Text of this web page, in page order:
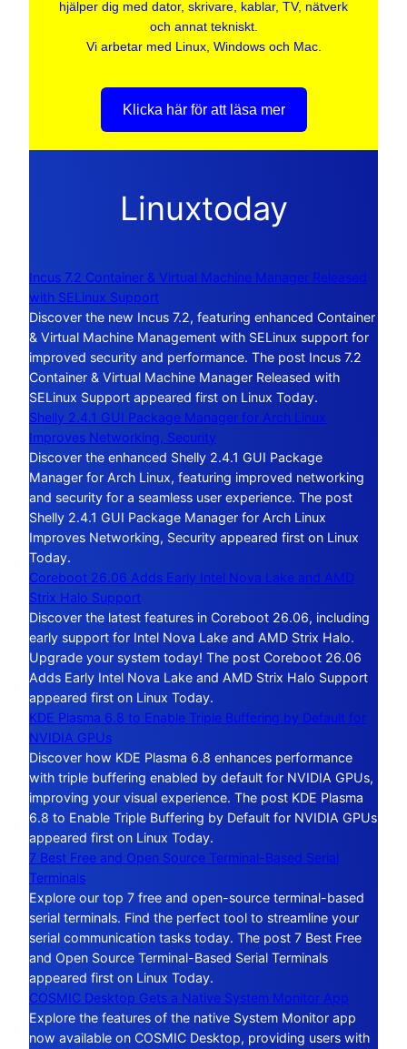
hjälper dig med dator, skrivare, kablar, TV, nätverk
och annat tekniskt.
Vi arbetar med Linux, Windows och Mac.
Klicka här för att läsa mer
Linuxtoday
Incus 7.2 Container & Virtual Machine Manager Released
with SELinux Support
Discover the new Incus 7.2, featuring enhanced Container
& Virtual Machine Management with SELinux support for
improved security and performance. The post Incus 7.2
Container & Virtual Machine Manager Released with
SELinux Support appeared first on Linux Today.
Shelly 2.4.1 GUI Package Manager for Arch Linux
Improves Networking, Security
Discover the enhanced Shelly 2.4.1 GUI Package
Manager for Arch Linux, featuring improved networking
and security for a seamless user experience. The post
Shelly 2.4.1 GUI Package Manager for Arch Linux
Improves Networking, Security appeared first on Linux
Today.
Coreboot 26.06 Adds Early Intel Nova Lake and AMD
Strix Halo Support
Discover the latest features in Coreboot 26.06, including
early support for Intel Nova Lake and AMD Strix Halo.
Upgrade your system today! The post Coreboot 26.06
Adds Early Intel Nova Lake and AMD Strix Halo Support
appeared first on Linux Today.
KDE Plasma 6.8 to Enable Triple Buffering by Default for
NVIDIA GPUs
Discover how KDE Plasma 6.8 enhances performance
with triple buffering enabled by default for NVIDIA GPUs,
improving your visual experience. The post KDE Plasma
6.8 to Enable Triple Buffering by Default for NVIDIA GPUs
appeared first on Linux Today.
7 Best Free and Open Source Terminal-Based Serial
Terminals
Explore our top 7 free and open-source terminal-based
serial terminals. Find the perfect tool to streamline your
serial communication tasks today. The post 7 Best Free
and Open Source Terminal-Based Serial Terminals
appeared first on Linux Today.
COSMIC Desktop Gets a Native System Monitor App
Explore the features of the native System Monitor app
now available on COSMIC Desktop, providing users with